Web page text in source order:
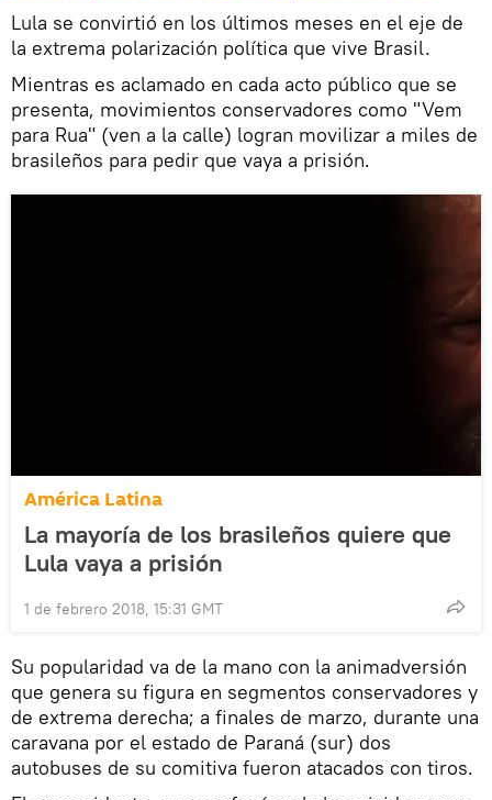
Lula se convirtió en los últimos meses en el eje de
la extrema polarización política que vive Brasil.
Mientras es aclamado en cada acto público que se
presenta, movimientos conservadores como "Vem
para Rua" (ven a la calle) logran movilizar a miles de
brasileños para pedir que vaya a prisión.
América Latina
La mayoría de los brasileños quiere que
Lula vaya a prisión
1 de febrero 2018, 15:31 GMT
Su popularidad va de la mano con la animadversión
que genera su figura en segmentos conservadores y
de extrema derecha; a finales de marzo, durante una
caravana por el estado de Paraná (sur) dos
autobuses de su comitiva fueron atacados con tiros.